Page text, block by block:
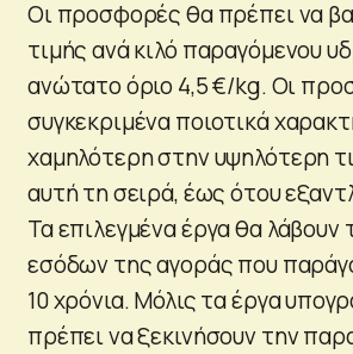
Οι προσφορές θα πρέπει να
τιμής ανά κιλό παραγόμενου
ανώτατο όριο 4,5 €/kg. Οι
συγκεκριμένα ποιοτικά
χαμηλότερη στην υψηλότερη
αυτή τη σειρά, έως ότου
Τα επιλεγμένα έργα θα
εσόδων της αγοράς που
10 χρόνια. Μόλις τα έργα
πρέπει να ξεκινήσουν την